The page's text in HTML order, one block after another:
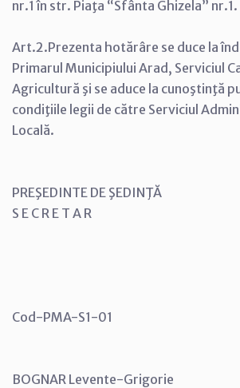
nr.1 în str. Piaţa “Sfânta Ghizela” nr.1.
Art.2.Prezenta hotărâre se duce la
Primarul Municipiului Arad, Serviciul
Agricultură şi se aduce la cunoştinţă
condiţiile legii de către Serviciul
Locală.
PREŞEDINTE DE ŞEDINŢĂ
S E C R E T A R
Cod-PMA-S1-01
BOGNAR Levente-Grigorie